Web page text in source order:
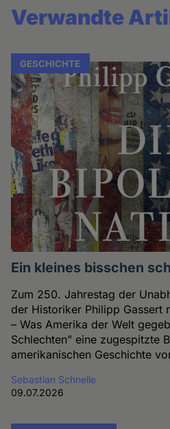
Verwandte
GESCHICHTE
Ein kleines bisschen
Zum 250. Jahrestag der
der Historiker Philipp Gassert
– Was Amerika der Welt
Schlechten” eine zugespitzte
amerikanischen Geschichte
Sebastian Schnelle
09.07.2026